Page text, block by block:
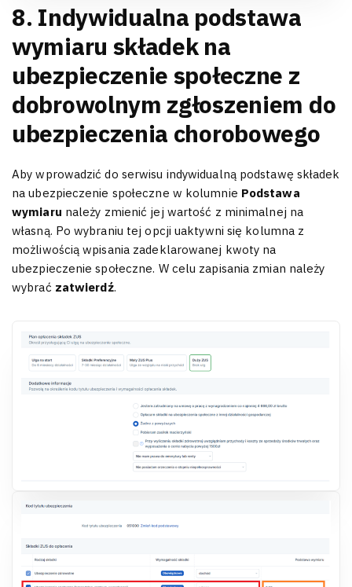
8. Indywidualna podstawa
wymiaru składek na
ubezpieczenie społeczne z
dobrowolnym zgłoszeniem do
ubezpieczenia chorobowego
Aby wprowadzić do serwisu indywidualną podstawę składek
na ubezpieczenie społeczne w kolumnie Podstawa
wymiaru należy zmienić jej wartość z minimalnej na
własną. Po wybraniu tej opcji uaktywni się kolumna z
możliwością wpisania zadeklarowanej kwoty na
ubezpieczenie społeczne. W celu zapisania zmian należy
wybrać zatwierdź.